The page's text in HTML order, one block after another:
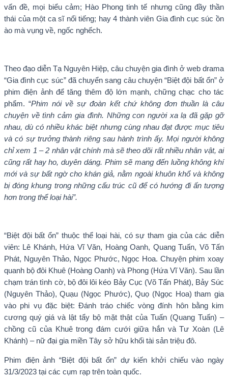
vấn đề, mọi biểu cảm; Hào Phong tinh tế nhưng cũng đầy thần
thái của một ca sĩ nổi tiếng; hay 4 thành viên Gia đình cục súc ồn
ào mà vụng về, ngốc nghếch.
Theo đạo diễn Tạ Nguyên Hiệp, câu chuyện gia đình ở web drama
“Gia đình cục súc” đã chuyển sang câu chuyện “Biệt đội bất ổn” ở
phim điện ảnh để tăng thêm độ lớn mạnh, chững chạc cho tác
phẩm. “Phim nói về sự đoàn kết chứ không đơn thuần là câu
chuyện về tình cảm gia đình. Những con người xa lạ đã gặp gỡ
nhau, dù có nhiều khác biệt nhưng cùng nhau đạt được mục tiêu
và có sự trưởng thành riêng sau hành trình ấy. Mọi người không
chỉ xem 1 – 2 nhân vật chính mà sẽ theo dõi rất nhiều nhân vật, ai
cũng rất hay ho, duyên dáng. Phim sẽ mang đến luồng không khí
mới và sự bất ngờ cho khán giả, nằm ngoài khuôn khổ và không
bị đóng khung trong những cấu trúc cũ để có hướng đi ấn tượng
hơn trong thể loại hài”.
“Biệt đội bất ổn” thuộc thể loại hài, có sự tham gia của các diễn
viên: Lê Khánh, Hứa Vĩ Văn, Hoàng Oanh, Quang Tuấn, Võ Tấn
Phát, Nguyên Thảo, Ngọc Phước, Ngọc Hoa. Chuyện phim xoay
quanh bộ đôi Khuê (Hoàng Oanh) và Phong (Hứa Vĩ Văn). Sau lần
chạm trán tình cờ, bộ đôi lôi kéo Bảy Cục (Võ Tấn Phát), Bảy Súc
(Nguyên Thảo), Quạu (Ngọc Phước), Quọ (Ngọc Hoa) tham gia
vào phi vụ đặc biệt: Đánh tráo chiếc vòng đính hôn bằng kim
cương quý giá và lật tẩy bộ mặt thật của Tuấn (Quang Tuấn) –
chồng cũ của Khuê trong đám cưới giữa hắn và Tư Xoàn (Lê
Khánh) – nữ đại gia miền Tây sở hữu khối tài sản triệu đô.
Phim điện ảnh “Biệt đội bất ổn” dự kiến khởi chiếu vào ngày
31/3/2023 tại các cụm rạp trên toàn quốc.